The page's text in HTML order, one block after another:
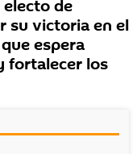
de
su victoria en el
espera
fortalecer los